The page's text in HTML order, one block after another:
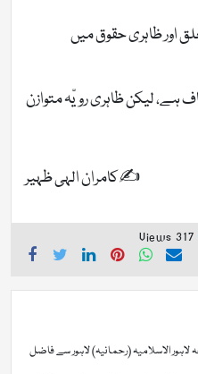
اور ظاہری حقوق میں
لیکن ظاہری رویّہ متوازن
✍️کامران الہی ظہیر
317 Views
لاہور الاسلامیہ (رحمانیہ) لاہور سے فاضل